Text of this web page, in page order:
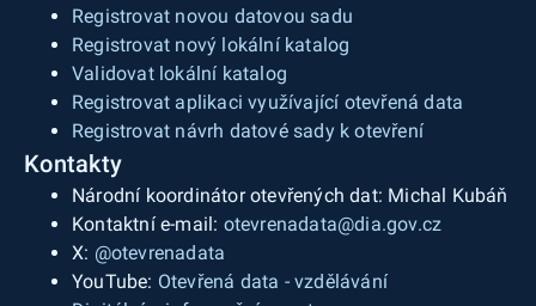
Registrovat novou datovou sadu
Registrovat nový lokální katalog
Validovat lokální katalog
Registrovat aplikaci využívající otevřená data
Registrovat návrh datové sady k otevření
Kontakty
Národní koordinátor otevřených dat: Michal Kubáň
Kontaktní e-mail: otevrenadata@dia.gov.cz
X: @otevrenadata
YouTube: Otevřená data - vzdělávání